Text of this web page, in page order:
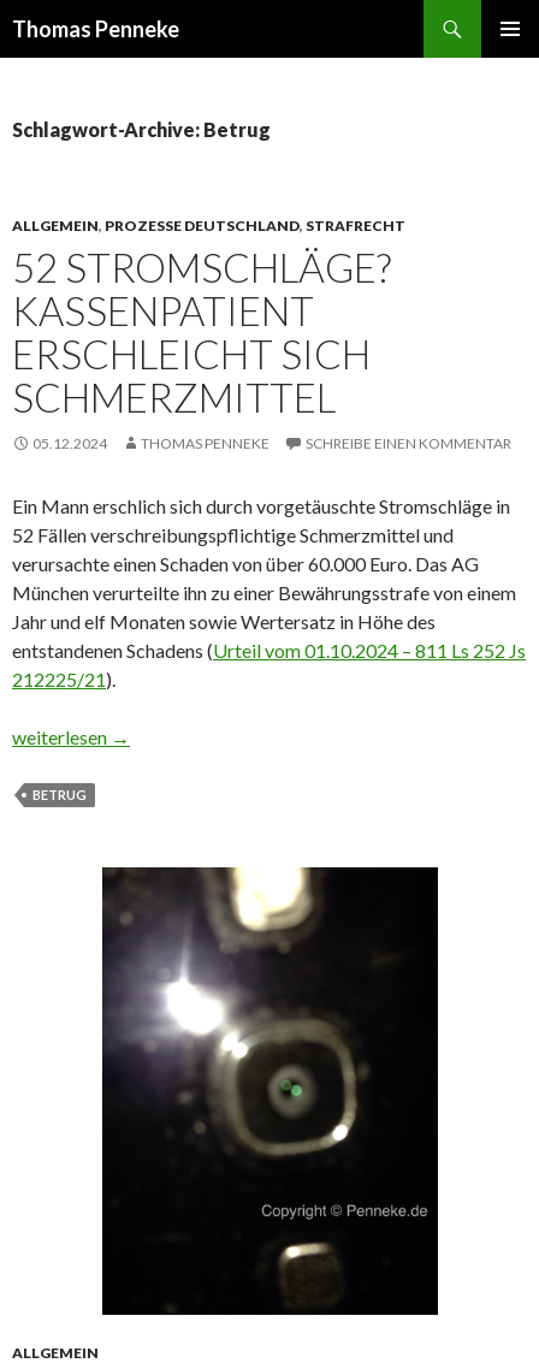
Thomas Penneke
Schlagwort-Archive: Betrug
ALLGEMEIN, PROZESSE DEUTSCHLAND, STRAFRECHT
52 STROMSCHLÄGE?
KASSENPATIENT
ERSCHLEICHT SICH
SCHMERZMITTEL
05.12.2024 THOMAS PENNEKE SCHREIBE EINEN KOMMENTAR
Ein Mann erschlich sich durch vorgetäuschte Stromschläge in
52 Fällen verschreibungspflichtige Schmerzmittel und
verursachte einen Schaden von über 60.000 Euro. Das AG
München verurteilte ihn zu einer Bewährungsstrafe von einem
Jahr und elf Monaten sowie Wertersatz in Höhe des
entstandenen Schadens (Urteil vom 01.10.2024 – 811 Ls 252 Js
212225/21).
52 Stromschläge? Kassenpatient erschleicht sich Schmerzmittel
weiterlesen →
BETRUG
ALLGEMEIN